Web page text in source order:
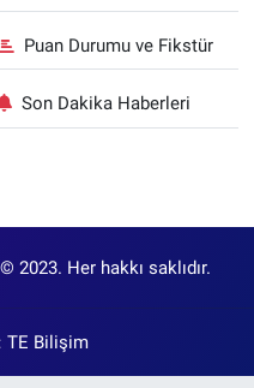
Puan Durumu ve Fikstür
Son Dakika Haberleri
2023. Her hakkı saklıdır.
TE Bilişim